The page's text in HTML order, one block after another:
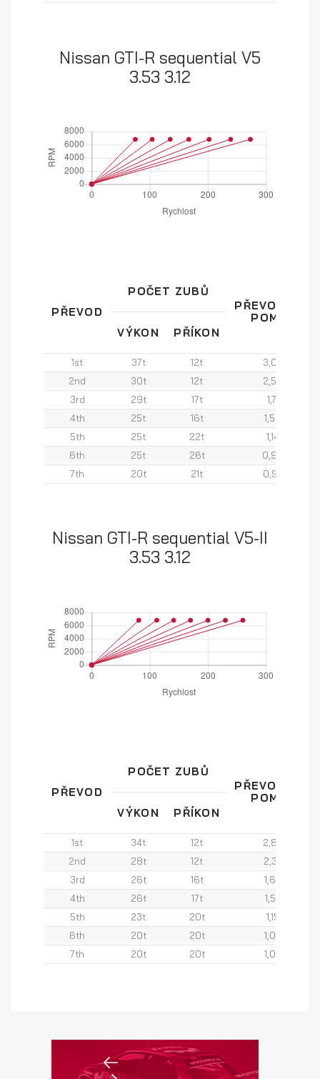
Nissan GTI-R sequential V5
3.53 3.12
PŘEVOD
POČET ZUBŮ
PŘEVODOVÝ
POMĚR
VÝKON
PŘÍKON
1st 37t 12t
3,08
2nd
30t 12t
2,50
3rd
29t 17t
1,71
4th
25t 16t
1,56
5th
25t 22t
1,14
6th
25t 26t
0,96
7th
20t 21t 0,95
Nissan GTI-R sequential V5-II
3.53 3.12
PŘEVOD
POČET ZUBŮ
PŘEVODOVÝ
POMĚR
VÝKON
PŘÍKON
1st 34t 12t
2,83
2nd
28t 12t
2,33
3rd
26t 16t
1,63
4th
26t 17t
1,53
5th
23t 20t
1,15
6th
20t 20t
1,00
7th
20t 20t 1,00